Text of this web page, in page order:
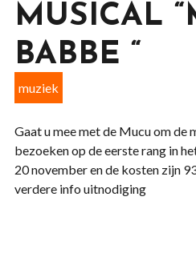
MUSICAL
BABBE “
muziek
Gaat u mee met de Mucu om
bezoeken op de eerste rang in
20 november en de kosten zijn
verdere info uitnodiging